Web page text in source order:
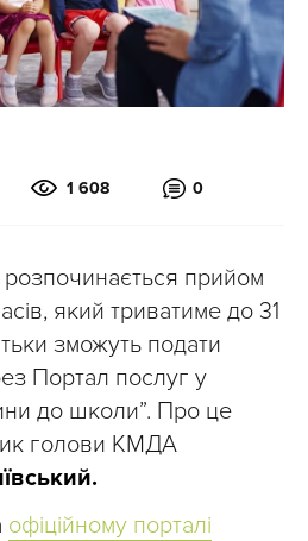
1 608 0
розпочинається прийом
який триватиме до 31
зможуть подати
Портал послуг у
до школи”. Про це
голови КМДА
офіційному порталі